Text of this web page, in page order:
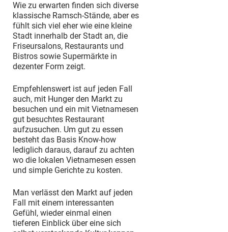
Wie zu erwarten finden sich diverse
klassische Ramsch-Stände, aber es
fühlt sich viel eher wie eine kleine
Stadt innerhalb der Stadt an, die
Friseursalons, Restaurants und
Bistros sowie Supermärkte in
dezenter Form zeigt.
Empfehlenswert ist auf jeden Fall
auch, mit Hunger den Markt zu
besuchen und ein mit Vietnamesen
gut besuchtes Restaurant
aufzusuchen. Um gut zu essen
besteht das Basis Know-how
lediglich daraus, darauf zu achten
wo die lokalen Vietnamesen essen
und simple Gerichte zu kosten.
Man verlässt den Markt auf jeden
Fall mit einem interessanten
Gefühl, wieder einmal einen
tieferen Einblick über eine sich